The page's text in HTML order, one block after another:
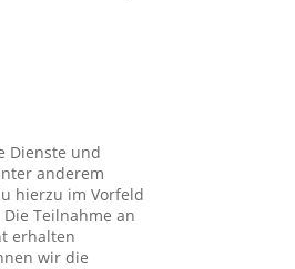
Dienste und
anderem
hierzu im Vorfeld
Teilnahme an
erhalten
wir die